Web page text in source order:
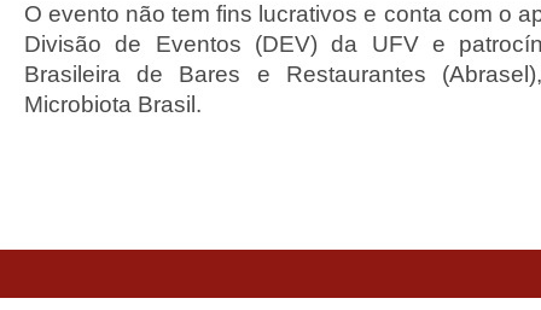
O evento não tem fins lucrativos e conta com o
Divisão de Eventos (DEV) da UFV e
Brasileira de Bares e Restaurantes
Microbiota Brasil.